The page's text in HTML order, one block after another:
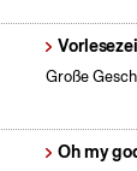
Große
Oh my